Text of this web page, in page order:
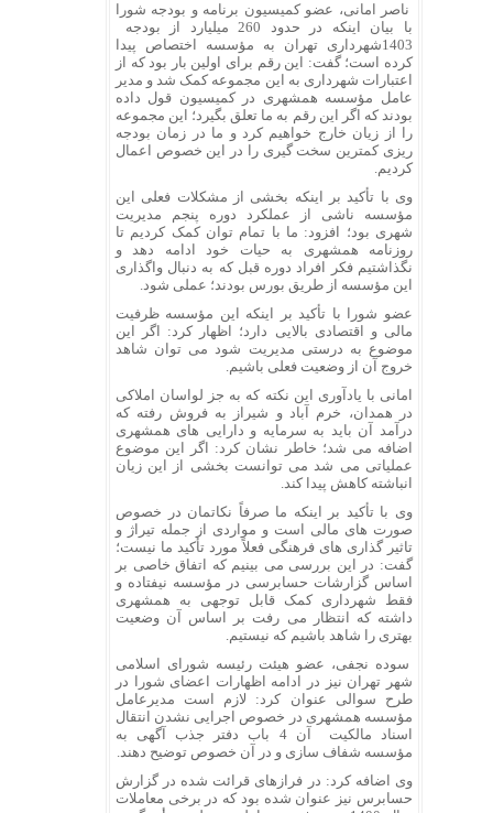
ناصر امانی، عضو کمیسیون برنامه و بودجه شورا
با بیان اینکه در حدود 260 میلیارد از بودجه
1403شهرداری تهران به مؤسسه اختصاص پیدا
کرده است؛ گفت: این رقم برای اولین بار بود که از
اعتبارات شهرداری به این مجموعه کمک شد و مدیر
عامل مؤسسه همشهری در کمیسیون قول داده
بودند که اگر این رقم به ما تعلق بگیرد؛ این مجموعه
را از زیان خارج خواهیم کرد و ما در زمان بودجه
ریزی کمترین سخت گیری را در این خصوص اعمال
کردیم.
وی با تأکید بر اینکه بخشی از مشکلات فعلی این
مؤسسه ناشی از عملکرد دوره پنجم مدیریت
شهری بود؛ افزود: ما با تمام توان کمک کردیم تا
روزنامه همشهری به حیات خود ادامه دهد و
نگذاشتیم فکر افراد دوره قبل که به دنبال واگذاری
این مؤسسه از طریق بورس بودند؛ عملی شود.
عضو شورا با تأکید بر اینکه این مؤسسه ظرفیت
مالی و اقتصادی بالایی دارد؛ اظهار کرد: اگر این
موضوع به درستی مدیریت شود می توان شاهد
خروج آن از وضعیت فعلی باشیم.
امانی با یادآوری این نکته که به جز لواسان املاکی
در همدان، خرم آباد و شیراز به فروش رفته که
درآمد آن باید به سرمایه و دارایی های همشهری
اضافه می شد؛ خاطر نشان کرد: اگر این موضوع
عملیاتی می شد می توانست بخشی از این زیان
انباشته کاهش پیدا کند.
وی با تأکید بر اینکه ما صرفاً نکاتمان در خصوص
صورت های مالی است و مواردی از جمله تیراژ و
تاثیر گذاری های فرهنگی فعلاً مورد تأکید ما نیست؛
گفت: در این بررسی می بینیم که اتفاق خاصی بر
اساس گزارشات حسابرسی در مؤسسه نیفتاده و
فقط شهرداری کمک قابل توجهی به همشهری
داشته که انتظار می رفت بر اساس آن وضعیت
بهتری را شاهد باشیم که نیستیم.
سوده نجفی، عضو هیئت رئیسه شورای اسلامی
شهر تهران نیز در ادامه اظهارات اعضای شورا در
طرح سوالی عنوان کرد: لازم است مدیرعامل
مؤسسه همشهری در خصوص اجرایی نشدن انتقال
اسناد مالکیت آن 4 باب دفتر جذب آگهی به
مؤسسه شفاف سازی و در آن خصوص توضیح دهند.
وی اضافه کرد: در فرازهای قرائت شده در گزارش
حسابرس نیز عنوان شده بود که در برخی معاملات